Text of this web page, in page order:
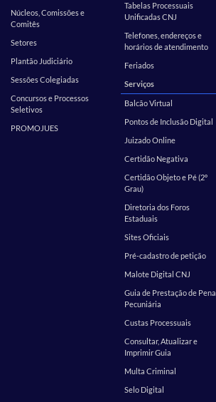
Núcleos, Comissões e
Comitês
Setores
Plantão Judiciário
Sessões Colegiadas
Concursos e Processos
Seletivos
PROMOJUES
Tabelas Processuais
Unificadas CNJ
Telefones, endereços e
horários de atendimento
Feriados
Serviços
Balcão Virtual
Pontos de Inclusão Digital
Juizado Online
Certidão Negativa
Certidão Objeto e Pé (2º
Grau)
Diretoria dos Foros
Estaduais
Sites Oficiais
Pré-cadastro de petição
Malote Digital CNJ
Guia de Prestação de Pena
Pecuniária
Custas Processuais
Consultar, Atualizar e
Imprimir Guia
Multa Criminal
Selo Digital